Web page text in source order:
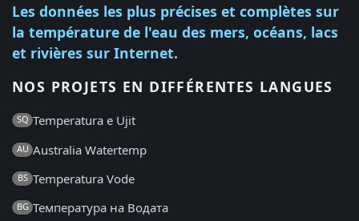
Les données les plus précises et complètes sur
la température de l'eau des mers, océans, lacs
et rivières sur Internet.
NOS PROJETS EN DIFFÉRENTES LANGUES
SQ Temperatura e Ujit
AU Australia Watertemp
BS Temperatura Vode
BG Температура на Водата